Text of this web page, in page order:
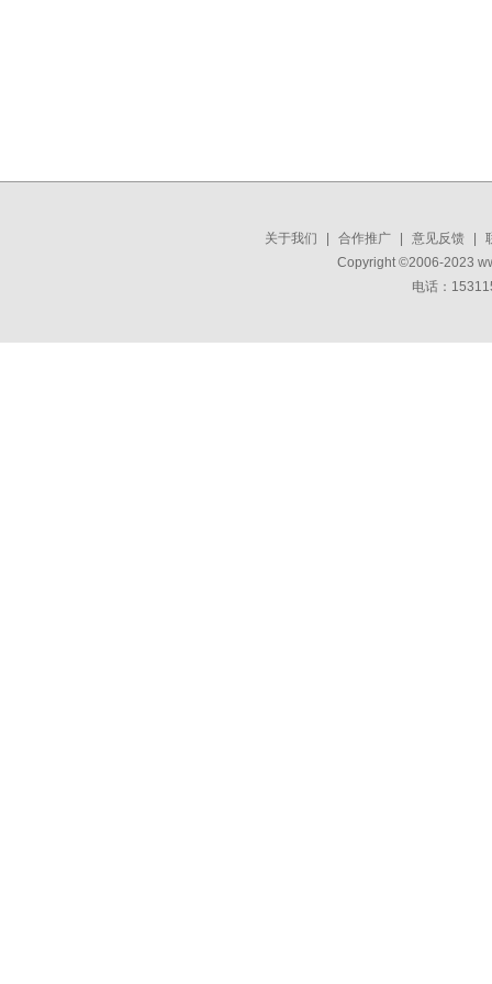
关于我们 合作推广 意见反馈
Copyright ©2006-2023
电话：